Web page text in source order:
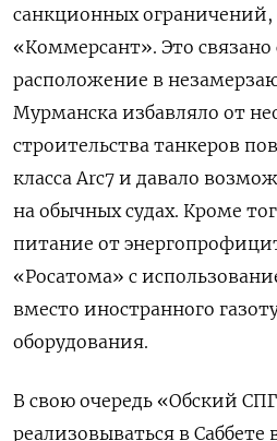
санкционных ограничений,
«Коммерсант». Это связано
расположение в
Мурманска избавляло от
строительства танкеров
класса Arc7 и давало
на обычных судах. Кроме
питание от
«Росатома» с
вместо иностранного
оборудования.
В свою очередь «Обский
реализовываться в Саббете